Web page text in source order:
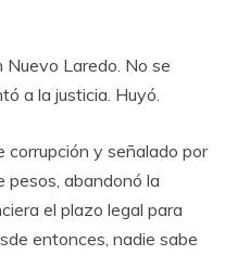
Nuevo Laredo. No se
a la justicia. Huyó.
corrupción y señalado por
pesos, abandonó la
el plazo legal para
entonces, nadie sabe